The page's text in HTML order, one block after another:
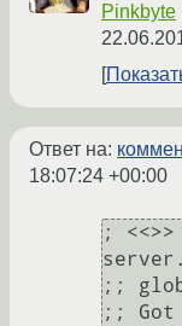
Pinkbyte
Ответ на:
18:07:24 +00:00
; <<>>
;;
;; Got